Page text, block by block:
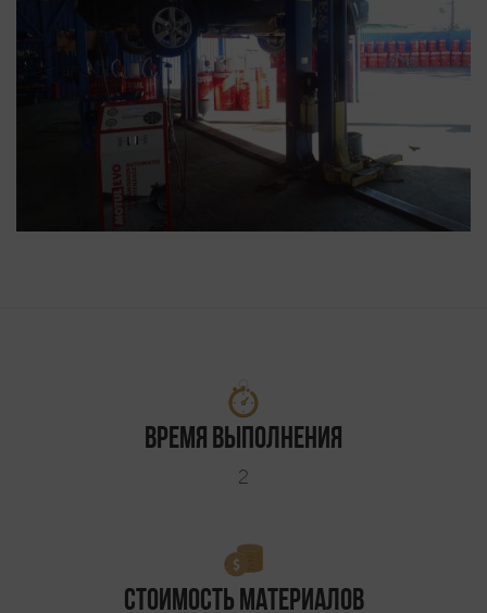
Время выполнения
2
Стоимость материалов